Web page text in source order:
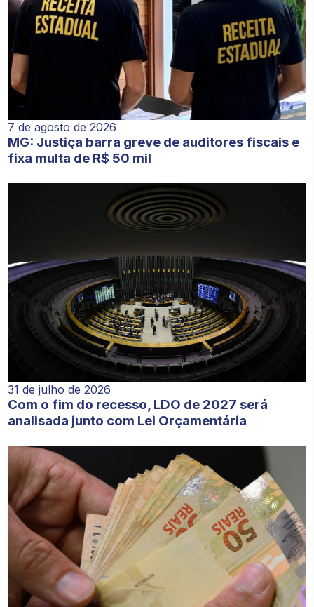
7 de agosto de 2026
MG: Justiça barra greve de auditores fiscais e
fixa multa de R$ 50 mil
31 de julho de 2026
Com o fim do recesso, LDO de 2027 será
analisada junto com Lei Orçamentária